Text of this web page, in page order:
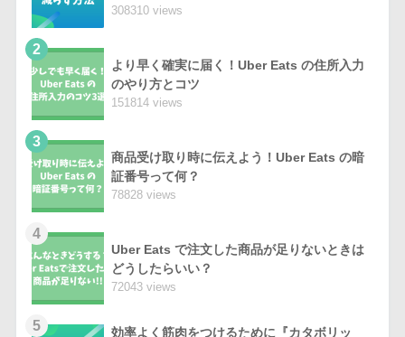
308310 views
2
より早く確実に届く！Uber Eats の住所入力
のやり方とコツ
151814 views
3
商品受け取り時に伝えよう！Uber Eats の暗
証番号って何？
78828 views
4
Uber Eats で注文した商品が足りないときは
どうしたらいい？
72043 views
5
効率よく筋肉をつけるために『カタボリッ